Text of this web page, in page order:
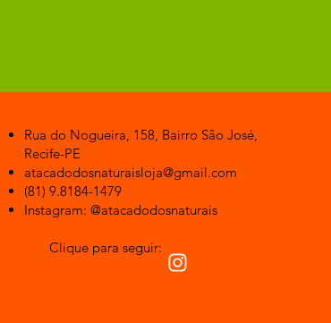
Rua do Nogueira, 158, Bairro São José,
Recife-PE
atacadodosnaturaisloja@gmail.com
(81) 9.8184-1479
Instagram: @atacadodosnaturais
Clique para seguir: